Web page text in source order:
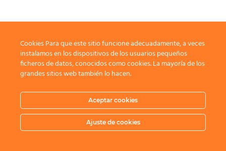
Cookies Para que este sitio funcione adecuadamente, a veces
instalamos en los dispositivos de los usuarios pequeños
ficheros de datos, conocidos como cookies. La mayoría de los
grandes sitios web también lo hacen.
Aceptar cookies
Ajuste de cookies